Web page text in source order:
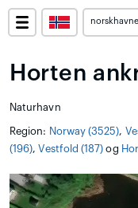
Horten
Naturhavn
Region: Norway (3525),
(196),Vestfold (187) og